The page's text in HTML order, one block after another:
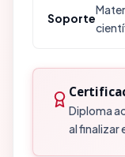
-
crecimiento
– Estrés y
Soporte
Diploma
al finalizar